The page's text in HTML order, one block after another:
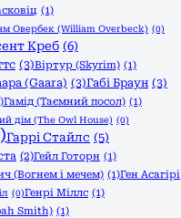
(1)
Овербек (William Overbeck) (0)
Креб (6)
(3)Віртур (Skyrim) (1)
(Gaara) (3)Габі Браун (3)
Гамід (Таємний посол) (1)
дім (The Owl House) (0)
Гаррі Стайлс (5)
(2)Гейл Готорн (1)
(Вогнем і мечем) (1)Ген Асагірі
(0)Генрі Міллс (1)
Smith) (1)